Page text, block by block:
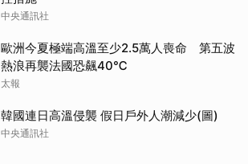
中央通訊社
歐洲今夏極端高溫至少2.5萬人喪命 第五波
熱浪再襲法國恐飆40℃
太報
韓國連日高溫侵襲 假日戶外人潮減少(圖)
中央通訊社